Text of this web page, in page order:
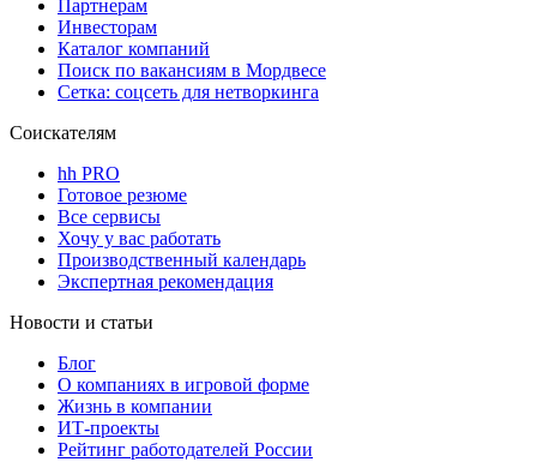
Партнерам
Инвесторам
Каталог компаний
Поиск по вакансиям в Мордвесе
Сетка: соцсеть для нетворкинга
Соискателям
hh PRO
Готовое резюме
Все сервисы
Хочу у вас работать
Производственный календарь
Экспертная рекомендация
Новости и статьи
Блог
О компаниях в игровой форме
Жизнь в компании
ИТ-проекты
Рейтинг работодателей России